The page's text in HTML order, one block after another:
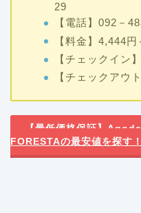
29
【電話】092－
【料金】4,444円
【チェックイン
【チェックアウ
【最低価格保証】
FORESTAの最安値を探す！